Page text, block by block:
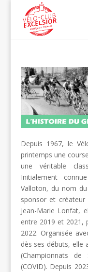
Depuis 1967, le
printemps une
une véritable
Initialement
Valloton, du nom
sponsor et
Jean-Marie Lonfat,
entre 2019 et 2021,
2022. Organisée
dès ses débuts, elle
(Championnats
(COVID). Depuis